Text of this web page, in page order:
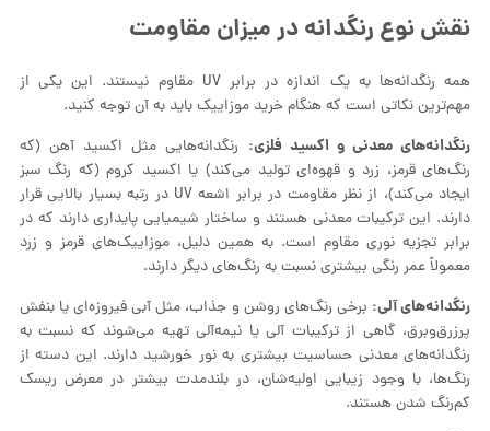
نقش نوع رنگدانه در میزان مقاومت
همه رنگدانه‌ها به یک اندازه در برابر UV مقاوم نیستند. این یکی از
مهم‌ترین نکاتی است که هنگام خرید موزاییک باید به آن توجه کنید.
رنگدانه‌های معدنی و اکسید فلزی: رنگدانه‌هایی مثل اکسید آهن (که
رنگ‌های قرمز، زرد و قهوه‌ای تولید می‌کند) یا اکسید کروم (که رنگ سبز
ایجاد می‌کند)، از نظر مقاومت در برابر اشعه UV در رتبه بسیار بالایی قرار
دارند. این ترکیبات معدنی هستند و ساختار شیمیایی پایداری دارند که در
برابر تجزیه نوری مقاوم است. به همین دلیل، موزاییک‌های قرمز و زرد
معمولاً عمر رنگی بیشتری نسبت به رنگ‌های دیگر دارند.
رنگدانه‌های آلی: برخی رنگ‌های روشن و جذاب، مثل آبی فیروزه‌ای یا بنفش
پرزرق‌وبرق، گاهی از ترکیبات آلی یا نیمه‌آلی تهیه می‌شوند که نسبت به
رنگدانه‌های معدنی حساسیت بیشتری به نور خورشید دارند. این دسته از
رنگ‌ها، با وجود زیبایی اولیه‌شان، در بلندمدت بیشتر در معرض ریسک
کم‌رنگ شدن هستند.